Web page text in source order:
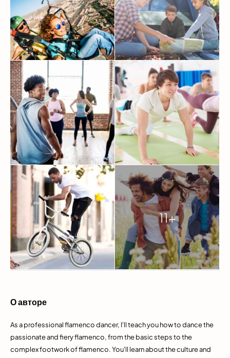
11+
О авторе
As a professional flamenco dancer, I'll teach you how to dance the
passionate and fiery flamenco, from the basic steps to the
complex footwork of flamenco. You'll learn about the culture and